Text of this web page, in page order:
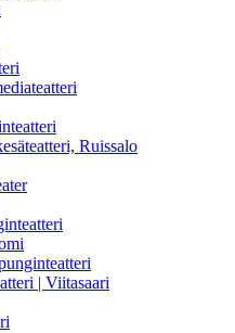
Ruissalo
| Viitasaari